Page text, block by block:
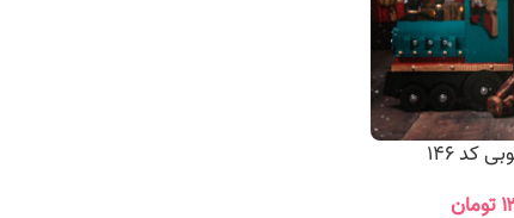
کد 146
تومان